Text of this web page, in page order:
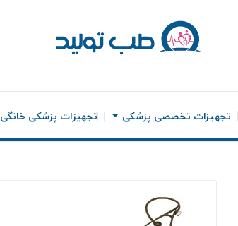
تجهیزات تخصصی پزشکی تجهیزات پزشکی خانگی